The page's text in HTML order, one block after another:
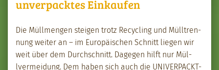
unverpacktes Einkaufen
Die Müll­men­gen steigen trotz Recy­cling und Müll­tren­
nung weit­er an – im Europäis­chen Schnitt liegen wir
weit über dem Durch­schnitt. Dage­gen hil­ft nur Mül­
lver­mei­dung. Dem haben sich auch die UNI­VER­PACKT-